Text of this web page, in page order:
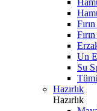
Un
Su
Hazırlık
Hazırlık